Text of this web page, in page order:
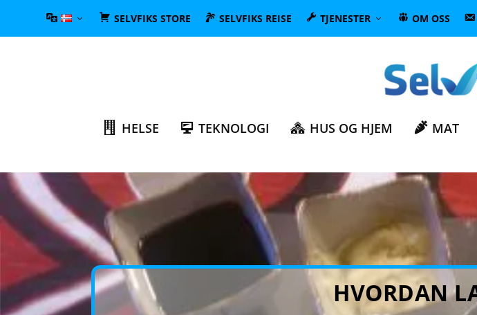
SELVFIKS STORE SELVFIKS REISE TJENESTER OM OSS
HELSE TEKNOLOGI HUS OG HJEM MAT
HVORDAN